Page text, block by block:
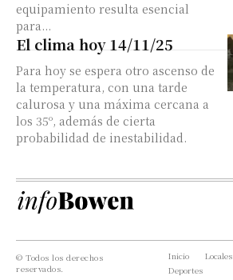
equipamiento resulta esencial
para...
El clima hoy 14/11/25
Para hoy se espera otro ascenso de
la temperatura, con una tarde
calurosa y una máxima cercana a
los 35º, además de cierta
probabilidad de inestabilidad.
© Todos los derechos
reservados.
Inicio Locales
Deportes